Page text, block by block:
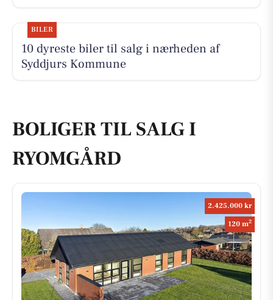
BILER
10 dyreste biler til salg i nærheden af
Syddjurs Kommune
BOLIGER TIL SALG I
RYOMGÅRD
2.425.000 kr
120 m2